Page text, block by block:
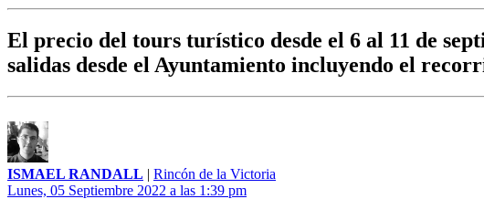
El precio del tours turístico desde el 6 al 11 de
salidas desde el Ayuntamiento incluyendo el
ISMAEL RANDALL | Rincón de la Victoria
Lunes, 05 Septiembre 2022 a las 1:39 pm